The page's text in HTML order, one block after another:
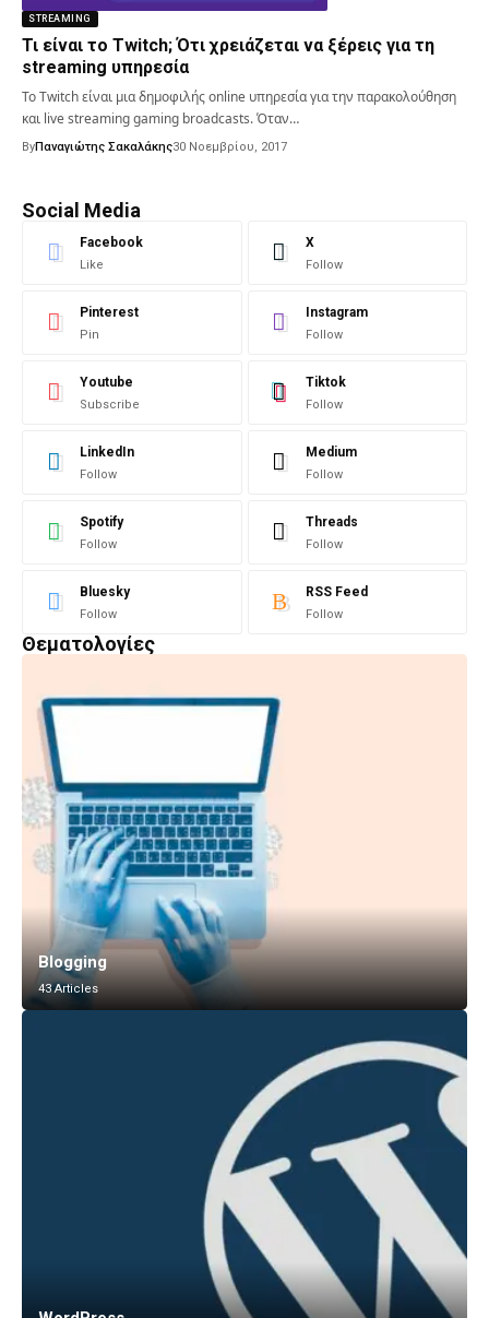
STREAMING
Τι είναι το Twitch; Ότι χρειάζεται να ξέρεις για τη
streaming υπηρεσία
Το Twitch είναι μια δημοφιλής online υπηρεσία για την παρακολούθηση
και live streaming gaming broadcasts. Όταν…
ByΠαναγιώτης Σακαλάκης30 Νοεμβρίου, 2017
Social Media
Facebook
Like
X
Follow
Pinterest
Pin
Instagram
Follow
Youtube
Subscribe
Tiktok
Follow
LinkedIn
Follow
Medium
Follow
Spotify
Follow
Threads
Follow
Bluesky
Follow
RSS Feed
Follow
Θεματολογίες
Blogging
43 Articles